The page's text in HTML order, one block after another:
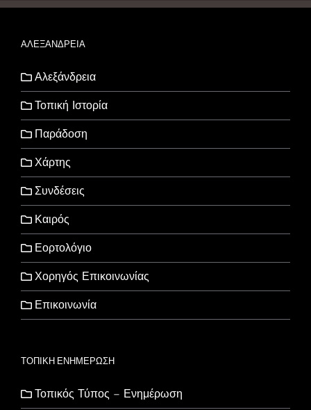
ΑΛΕΞΑΝΔΡΕΙΑ
Αλεξάνδρεια
Τοπική Ιστορία
Παράδοση
Χάρτης
Συνδέσεις
Καιρός
Εορτολόγιο
Χορηγός Επικοινωνίας
Επικοινωνία
ΤΟΠΙΚΗ ΕΝΗΜΕΡΩΣΗ
Τοπικός Τύπος – Ενημέρωση